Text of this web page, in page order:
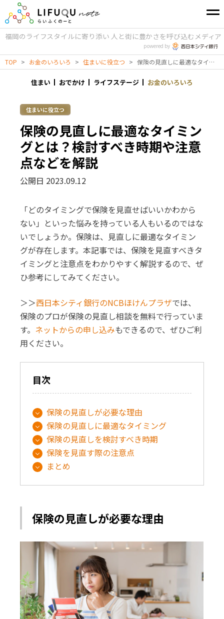
福岡のライフスタイルに寄り添い 人と街に豊かさを呼び込むメディア
powered by
TOP > お金のいろいろ > 住まいに役立つ > 保険の見直しに最適なタイミングとは？検討すべき時期や注意点などを解説
住まい おでかけ ライフステージ お金のいろいろ
住まいに役立つ
保険の見直しに最適なタイミン
グとは？検討すべき時期や注意
点などを解説
公開日 2023.09.12
「どのタイミングで保険を見直せばいいかわから
ない」といった悩みを持っている人もいるのではな
いでしょうか。保険は、見直しに最適なタイミン
グが存在します。本記事では、保険を見直すべきタ
イミングと注意点をわかりやすく解説するので、ぜ
ひ参考にしてみてください。
＞＞西日本シティ銀行のNCBほけんプラザでは、
保険のプロが保険の見直し相談を無料で行っていま
す。 ネットからの申し込みもできるので、ぜひご利
用ください。
目次
保険の見直しが必要な理由
保険の見直しに最適なタイミング
保険の見直しを検討すべき時期
保険を見直す際の注意点
まとめ
保険の見直しが必要な理由